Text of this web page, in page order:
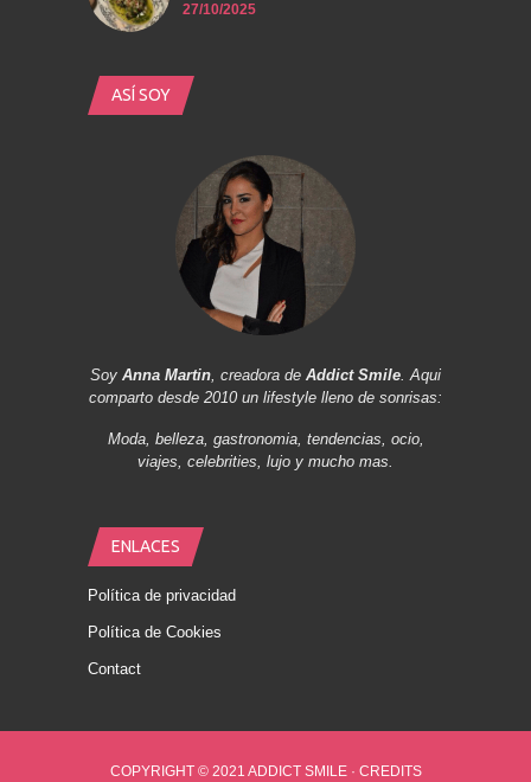
27/10/2025
ASÍ SOY
Soy Anna Martin, creadora de Addict Smile. Aqui
comparto desde 2010 un lifestyle lleno de sonrisas:
Moda, belleza, gastronomia, tendencias, ocio,
viajes, celebrities, lujo y mucho mas.
ENLACES
Política de privacidad
Política de Cookies
Contact
COPYRIGHT © 2021 ADDICT SMILE · CREDITS